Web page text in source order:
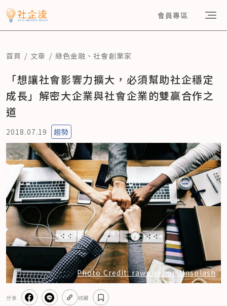
會員專區
首頁 文章 綠色金融 、社會創業家
「想讓社會影響力擴大，必須幫助社企穩定
成長」解密大企業與社會企業的雙贏合作之
道
2018.07.19 趨勢
Photo Credit: rawpixel on Unsplash
分享 收藏